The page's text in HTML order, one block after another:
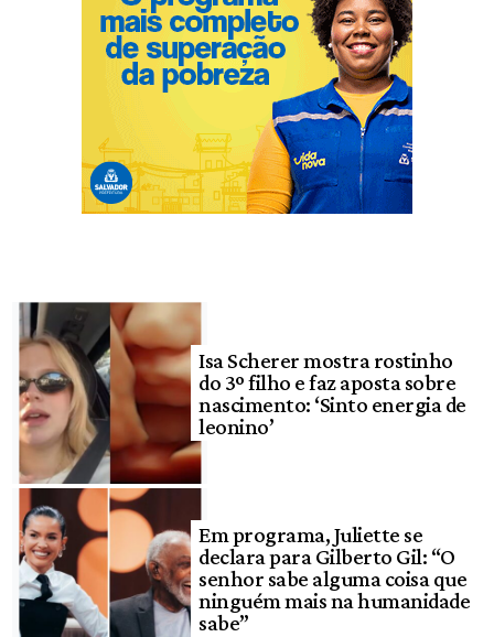
Isa Scherer mostra rostinho
do 3º filho e faz aposta sobre
nascimento: ‘Sinto energia de
leonino’
Em programa, Juliette se
declara para Gilberto Gil: “O
senhor sabe alguma coisa que
ninguém mais na humanidade
sabe”